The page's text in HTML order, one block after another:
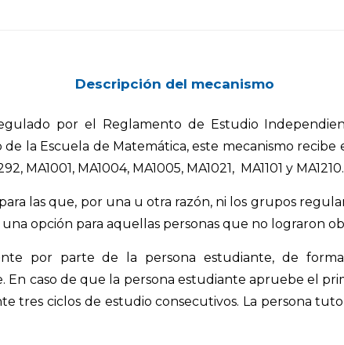
Descripción del mecanismo
por el Reglamento de Estudio
la Escuela de Matemática, este mecanismo
MA1004, MA1005, MA1021, MA1101 y MA1210.
las que, por una u otra razón, ni los grupos
opción para aquellas personas que no lograron
por parte de la persona estudiante, de
caso de que la persona estudiante apruebe el
tres ciclos de estudio consecutivos. La persona